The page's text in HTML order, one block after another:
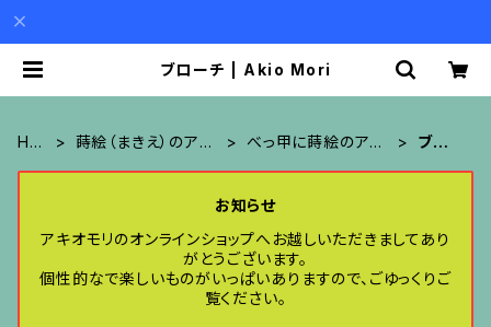
ブローチ | Akio Mori
HO
蒔絵（まきえ）のアク
べっ甲に蒔絵のアク
ブロ
お知らせ
アキオモリのオンラインショップへお越しいただきましてあり
がとうございます。
個性的なで楽しいものがいっぱいありますので、ごゆっくりご
覧ください。